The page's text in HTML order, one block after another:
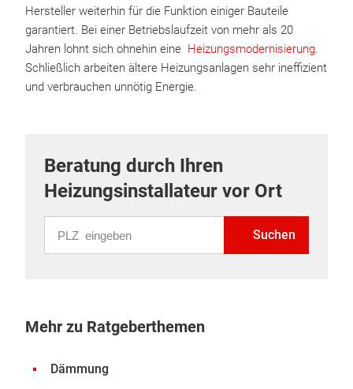
Hersteller weiterhin für die Funktion einiger Bauteile
garantiert. Bei einer Betriebslaufzeit von mehr als 20
Jahren lohnt sich ohnehin eine Heizungsmodernisierung.
Schließlich arbeiten ältere Heizungsanlagen sehr ineffizient
und verbrauchen unnötig Energie.
Beratung durch Ihren
Heizungsinstallateur vor Ort
Suchen
Mehr zu Ratgeberthemen
Dämmung